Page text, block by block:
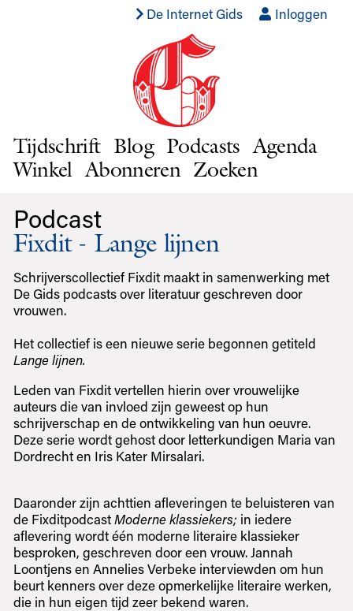
De Internet Gids Inloggen
Tijdschrift Blog Podcasts Agenda
Winkel Abonneren Zoeken
Podcast
Fixdit - Lange lijnen
Schrijverscollectief Fixdit maakt in samenwerking met
De Gids podcasts over literatuur geschreven door
vrouwen.
Het collectief is een nieuwe serie begonnen getiteld
Lange lijnen.
Leden van Fixdit vertellen hierin over vrouwelijke
auteurs die van invloed zijn geweest op hun
schrijverschap en de ontwikkeling van hun oeuvre.
Deze serie wordt gehost door letterkundigen Maria van
Dordrecht en Iris Kater Mirsalari.
Daaronder zijn achttien afleveringen te beluisteren van
de FixditpodcastModerne klassiekers; in iedere
aflevering wordt één moderne literaire klassieker
besproken, geschreven door een vrouw. Jannah
Loontjens en Annelies Verbeke interviewden om hun
beurt kenners over deze opmerkelijke literaire werken,
die in hun eigen tijd zeer bekend waren.